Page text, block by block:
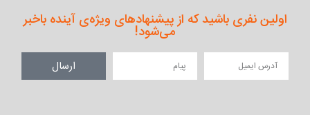
اولین نفری باشید که از پیشنهادهای ویژه‌ی آینده باخبر
می‌شود!
ارسال